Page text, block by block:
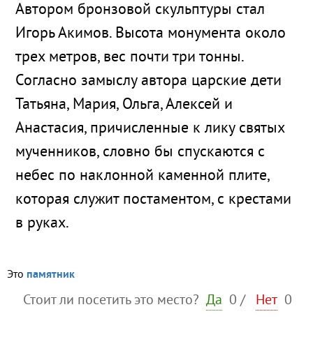
Автором бронзовой скульптуры стал
Игорь Акимов. Высота монумента около
трех метров, вес почти три тонны.
Согласно замыслу автора царские дети
Татьяна, Мария, Ольга, Алексей и
Анастасия, причисленные к лику святых
мученников, словно бы спускаются с
небес по наклонной каменной плите,
которая служит постаментом, с крестами
в руках.
Это памятник
Стоит ли посетить это место? Да 0 / Нет 0